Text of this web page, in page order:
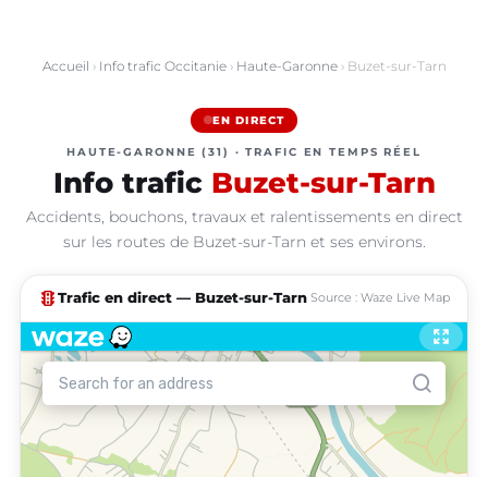
Accueil › Info trafic Occitanie› Haute-Garonne› Buzet-sur-Tarn
EN DIRECT
HAUTE-GARONNE (31) · TRAFIC EN TEMPS RÉEL
Info trafic Buzet-sur-Tarn
Accidents, bouchons, travaux et ralentissements en direct
sur les routes de Buzet-sur-Tarn et ses environs.
traffic Trafic en direct — Buzet-sur-Tarn Source : Waze Live Map